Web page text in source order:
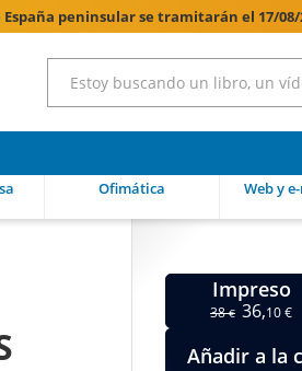
España peninsular se tramitarán el 17/08/
Ofimática Web y
Impreso
38€ 36,10 €
Añadir a la